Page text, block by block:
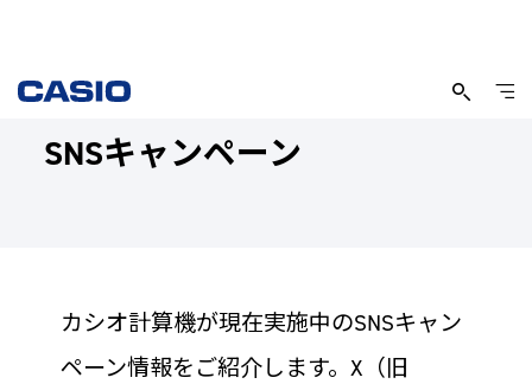
SNSキャンペーン
カシオ計算機が現在実施中のSNSキャン
ペーン情報をご紹介します。X（旧